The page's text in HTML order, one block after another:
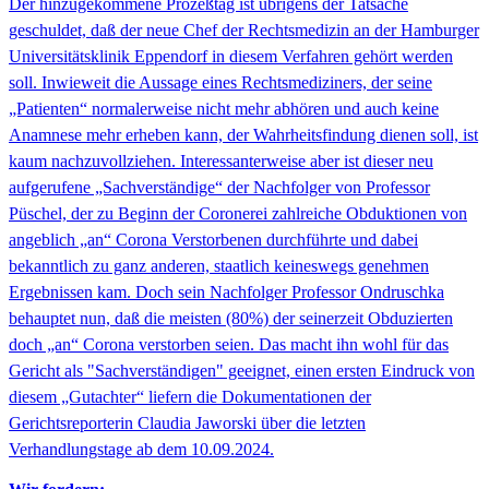
Der hinzugekommene Prozeßtag ist übrigens der Tatsache
geschuldet, daß der neue Chef der Rechtsmedizin an der Hamburger
Universitätsklinik Eppendorf in diesem Verfahren gehört werden
soll. Inwieweit die Aussage eines Rechtsmediziners, der seine
„Patienten“ normalerweise nicht mehr abhören und auch keine
Anamnese mehr erheben kann, der Wahrheitsfindung dienen soll, ist
kaum nachzuvollziehen. Interessanterweise aber ist dieser neu
aufgerufene „Sachverständige“ der Nachfolger von Professor
Püschel, der zu Beginn der Coronerei zahlreiche Obduktionen von
angeblich „an“ Corona Verstorbenen durchführte und dabei
bekanntlich zu ganz anderen, staatlich keineswegs genehmen
Ergebnissen kam. Doch sein Nachfolger Professor Ondruschka
behauptet nun, daß die meisten (80%) der seinerzeit Obduzierten
doch „an“ Corona verstorben seien. Das macht ihn wohl für das
Gericht als "Sachverständigen" geeignet, einen ersten Eindruck von
diesem „Gutachter“ liefern die Dokumentationen der
Gerichtsreporterin Claudia Jaworski über die letzten
Verhandlungstage ab dem 10.09.2024.